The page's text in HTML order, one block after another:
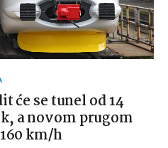
će se tunel od 14
a novom prugom
km/h